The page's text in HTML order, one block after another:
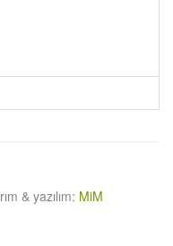
& yazılım: MiM